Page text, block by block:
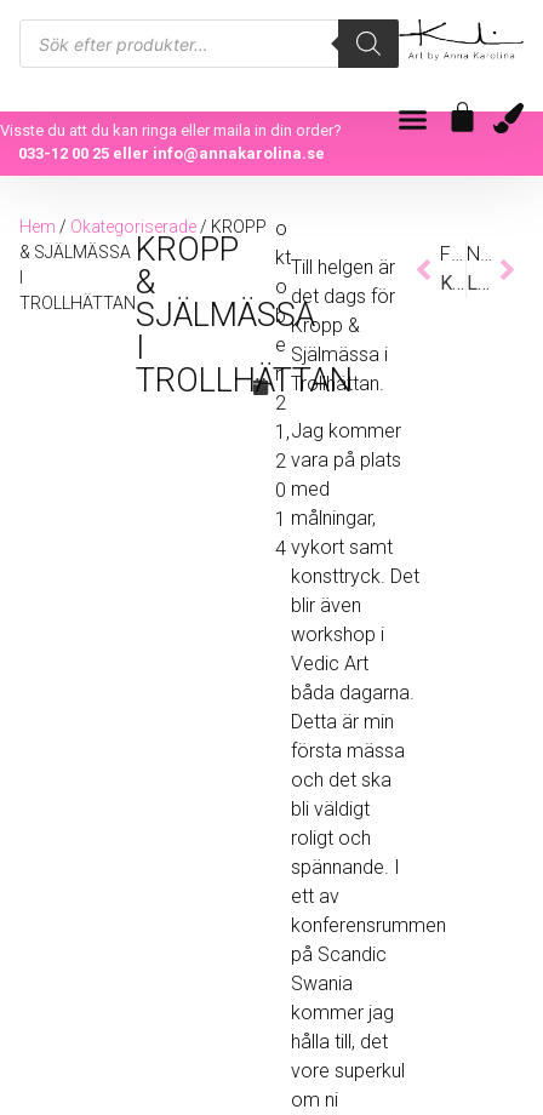
Visste du att du kan ringa eller maila in din order?
033-12 00 25eller info@annakarolina.se
Hem / Okategoriserade/ KROPP
& SJÄLMÄSSA
TROLLHÄTTAN
KROPP
&
SJÄLMÄSSA
TROLLHÄTTAN
o
kt
o
b
e
r
2
1,
2
0
1
4
Till helgen är
det dags för
Kropp &
Själmässa i
Trollhättan.
Jag kommer
vara på plats
med
målningar,
vykort samt
konsttryck. Det
blir även
workshop i
Vedic Art
båda dagarna.
Detta är min
första mässa
och det ska
bli väldigt
roligt och
spännande. I
ett av
konferensrummen
på Scandic
Swania
kommer jag
hålla till, det
vore superkul
om ni
Föregående
KONSTTRYCK
Nästa
LITET TILL STORT!